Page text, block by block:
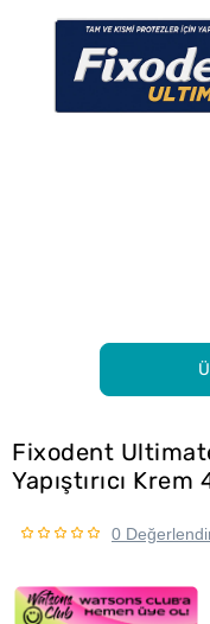
Fixodent
Yapıştırıcı Krem
0